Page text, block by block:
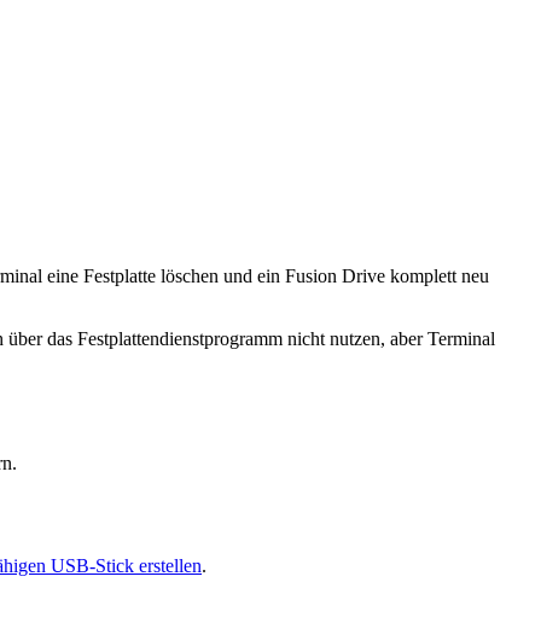
eine Festplatte löschen und ein Fusion Drive komplett neu
das Festplattendienstprogramm nicht nutzen, aber Terminal
USB-Stick erstellen.